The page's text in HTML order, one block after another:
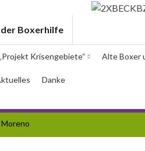
der Boxerhilfe
Krisengebiete“ Alte Boxer
Danke